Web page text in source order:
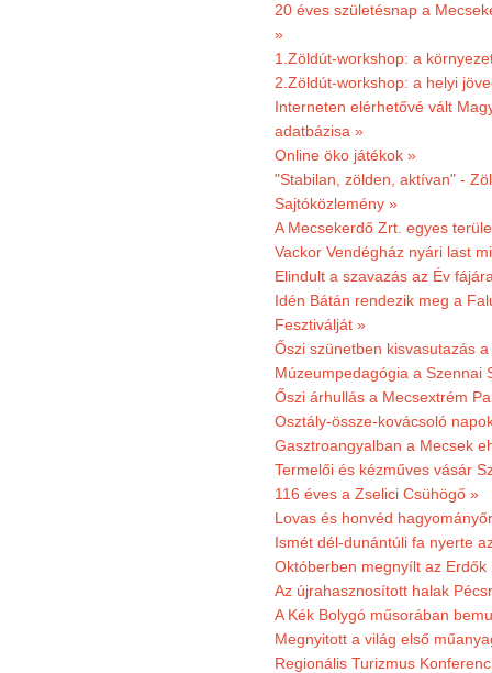
20 éves születésnap a
»
1.Zöldút-workshop: a
2.Zöldút-workshop: a helyi
Interneten elérhetővé vált
adatbázisa »
Online öko játékok »
"Stabilan, zölden, aktívan" -
Sajtóközlemény »
A Mecsekerdő Zrt. egyes
Vackor Vendégház nyári last
Elindult a szavazás az Év
Idén Bátán rendezik meg a
Fesztiválját »
Őszi szünetben kisvasutazás
Múzeumpedagógia a Szennai
Őszi árhullás a Mecsextrém
Osztály-össze-kovácsoló
Gasztroangyalban a Mecsek
Termelői és kézműves vásár
116 éves a Zselici Csühögő »
Lovas és honvéd
Ismét dél-dunántúli fa nyerte
Októberben megnyílt az
Az újrahasznosított halak
A Kék Bolygó műsorában
Megnyitott a világ első
Regionális Turizmus